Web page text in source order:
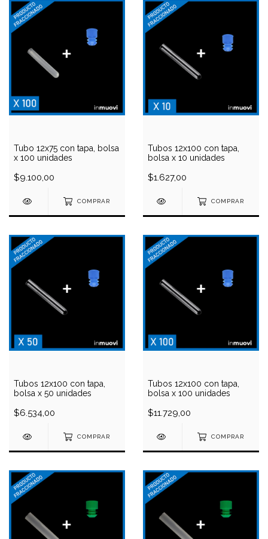
Tubo 12x75 con tapa, bolsa
x 100 unidades
$9.100,00
COMPRAR
Tubos 12x100 con tapa,
bolsa x 10 unidades
$1.627,00
COMPRAR
Tubos 12x100 con tapa,
bolsa x 50 unidades
$6.534,00
COMPRAR
Tubos 12x100 con tapa,
bolsa x 100 unidades
$11.729,00
COMPRAR